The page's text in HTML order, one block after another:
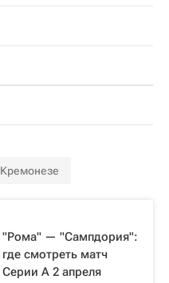
Кремонезе
"Рома" — "Сампдория":
где смотреть матч
Серии А 2 апреля